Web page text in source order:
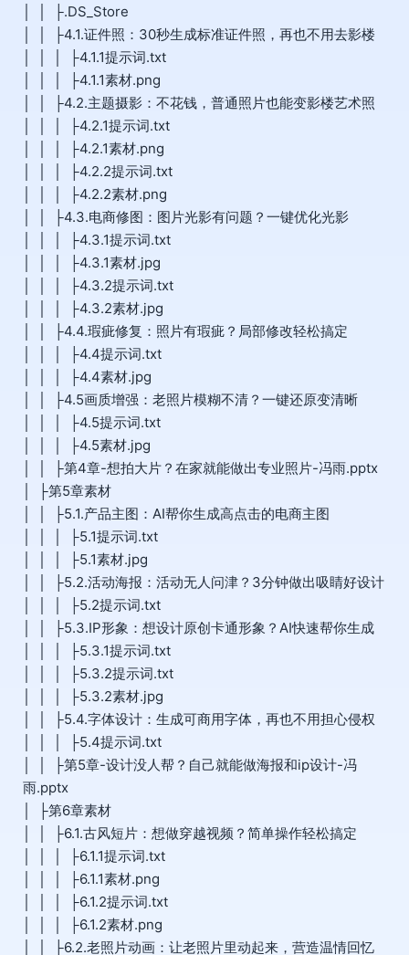
│ │ ├.DS_Store
│ │ ├4.1.证件照：30秒生成标准证件照，再也不用去影楼
│ │ │ ├4.1.1提示词.txt
│ │ │ ├4.1.1素材.png
│ │ ├4.2.主题摄影：不花钱，普通照片也能变影楼艺术照
│ │ │ ├4.2.1提示词.txt
│ │ │ ├4.2.1素材.png
│ │ │ ├4.2.2提示词.txt
│ │ │ ├4.2.2素材.png
│ │ ├4.3.电商修图：图片光影有问题？一键优化光影
│ │ │ ├4.3.1提示词.txt
│ │ │ ├4.3.1素材.jpg
│ │ │ ├4.3.2提示词.txt
│ │ │ ├4.3.2素材.jpg
│ │ ├4.4.瑕疵修复：照片有瑕疵？局部修改轻松搞定
│ │ │ ├4.4提示词.txt
│ │ │ ├4.4素材.jpg
│ │ ├4.5画质增强：老照片模糊不清？一键还原变清晰
│ │ │ ├4.5提示词.txt
│ │ │ ├4.5素材.jpg
│ │ ├第4章-想拍大片？在家就能做出专业照片-冯雨.pptx
│ ├第5章素材
│ │ ├5.1.产品主图：AI帮你生成高点击的电商主图
│ │ │ ├5.1提示词.txt
│ │ │ ├5.1素材.jpg
│ │ ├5.2.活动海报：活动无人问津？3分钟做出吸睛好设计
│ │ │ ├5.2提示词.txt
│ │ ├5.3.IP形象：想设计原创卡通形象？AI快速帮你生成
│ │ │ ├5.3.1提示词.txt
│ │ │ ├5.3.2提示词.txt
│ │ │ ├5.3.2素材.jpg
│ │ ├5.4.字体设计：生成可商用字体，再也不用担心侵权
│ │ │ ├5.4提示词.txt
│ │ ├第5章-设计没人帮？自己就能做海报和ip设计-冯
雨.pptx
│ ├第6章素材
│ │ ├6.1.古风短片：想做穿越视频？简单操作轻松搞定
│ │ │ ├6.1.1提示词.txt
│ │ │ ├6.1.1素材.png
│ │ │ ├6.1.2提示词.txt
│ │ │ ├6.1.2素材.png
│ │ ├6.2.老照片动画：让老照片里动起来，营造温情回忆